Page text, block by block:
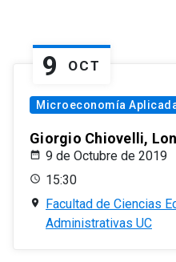
9 OCT
Microeconomía
Giorgio Chiovelli,
9 de Octubre de 2019
15:30
Facultad de Ciencias
Administrativas UC